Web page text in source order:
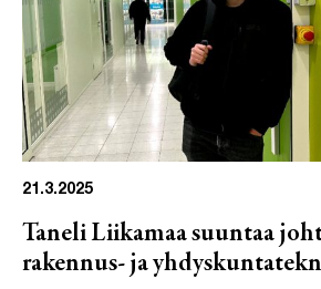
21.3.2025
Taneli Liikamaa suuntaa
rakennus- ja